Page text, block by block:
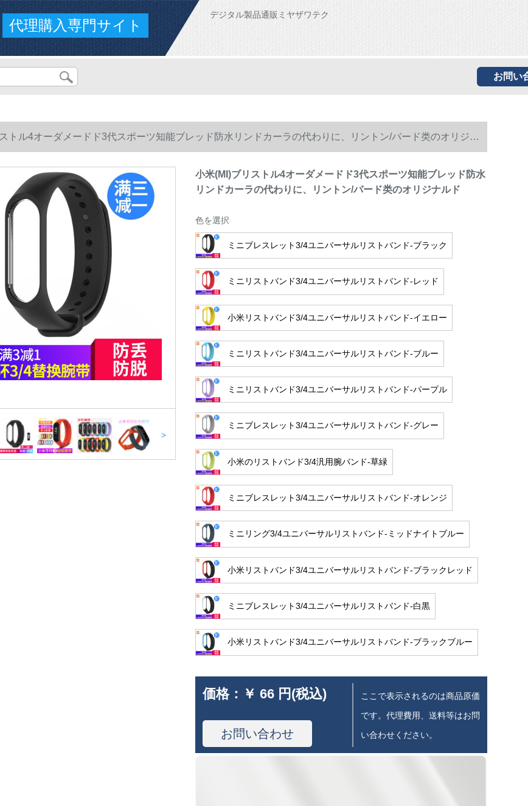
代理購入専門サイト
デジタル製品通販ミヤザワテク
お問い
トル4オーダメードド3代スポーツ知能ブレッド防水リンドカーラの代わりに、リントン/バード类のオリジナ
>
小米(MI)ブリストル4オーダメードド3代スポーツ知能ブレッド防水
リンドカーラの代わりに、リントン/バード类のオリジナルド
色を選択
ミニブレスレット3/4ユニバーサルリストバンド-ブラック
ミニリストバンド3/4ユニバーサルリストバンド-レッド
小米リストバンド3/4ユニバーサルリストバンド-イエロー
ミニリストバンド3/4ユニバーサルリストバンド-ブルー
ミニリストバンド3/4ユニバーサルリストバンド-パープル
ミニブレスレット3/4ユニバーサルリストバンド-グレー
小米のリストバンド3/4汎用腕バンド-草緑
ミニブレスレット3/4ユニバーサルリストバンド-オレンジ
ミニリング3/4ユニバーサルリストバンド-ミッドナイトブルー
小米リストバンド3/4ユニバーサルリストバンド-ブラックレッド
ミニブレスレット3/4ユニバーサルリストバンド-白黒
小米リストバンド3/4ユニバーサルリストバンド-ブラックブルー
価格： ￥ 66 円(税込)
お問い合わせ
ここで表示されるのは商品原価
です。代理費用、送料等はお問
い合わせください。